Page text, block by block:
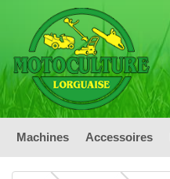
Machines Accessoires